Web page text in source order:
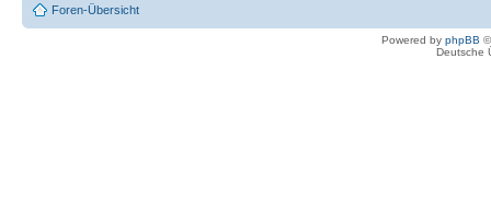
Foren-Übersicht
Powered by phpBB
Deutsche